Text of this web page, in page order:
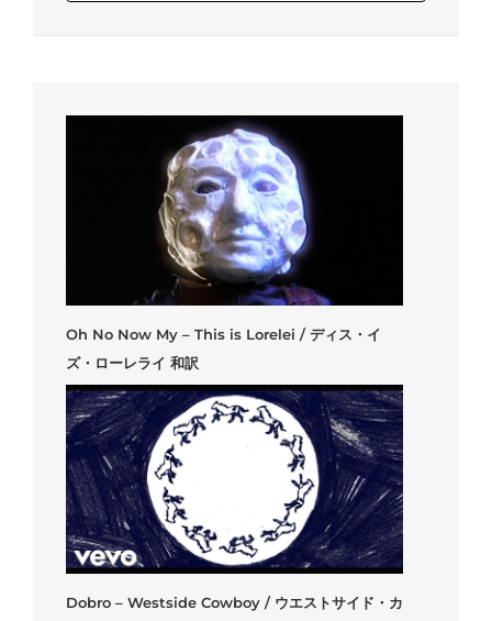
Oh No Now My – This is Lorelei / ディス・イ
ズ・ローレライ 和訳
Dobro – Westside Cowboy / ウエストサイド・カ